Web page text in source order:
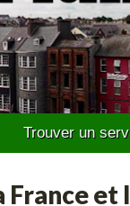
Trouver un
et